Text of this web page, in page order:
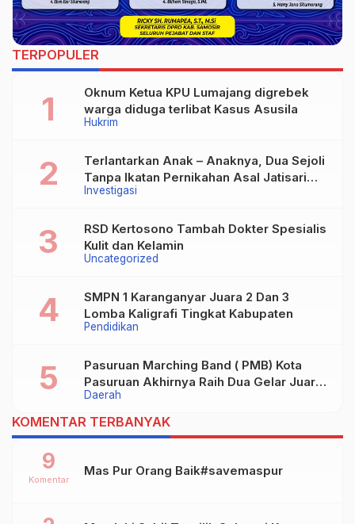
TERPOPULER
Hukrim
Oknum Ketua KPU Lumajang digrebek
warga diduga terlibat Kasus Asusila
Investigasi
Terlantarkan Anak – Anaknya, Dua Sejoli
Tanpa Ikatan Pernikahan Asal Jatisari
Kecamatan Geger Madiun dan Maospati
Uncategorized
RSD Kertosono Tambah Dokter Spesialis
Kulit dan Kelamin
Pendidikan
SMPN 1 Karanganyar Juara 2 Dan 3
Lomba Kaligrafi Tingkat Kabupaten
Daerah
Pasuruan Marching Band ( PMB) Kota
Pasuruan Akhirnya Raih Dua Gelar Juara
Dalam Kejurprov Jatim 2024
KOMENTAR TERBANYAK
Mas Pur Orang Baik#savemaspur
9
Komentar